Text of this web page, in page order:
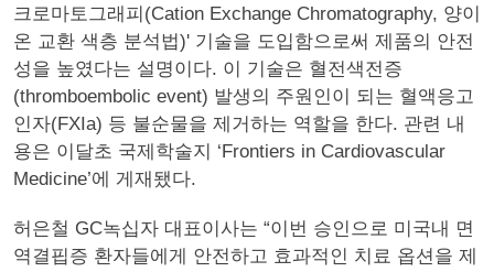
크로마토그래피(Cation Exchange Chromatography, 양이
온 교환 색층 분석법)' 기술을 도입함으로써 제품의 안전
성을 높였다는 설명이다. 이 기술은 혈전색전증
(thromboembolic event) 발생의 주원인이 되는 혈액응고
인자(FXIa) 등 불순물을 제거하는 역할을 한다. 관련 내
용은 이달초 국제학술지 ‘Frontiers in Cardiovascular
Medicine’에 게재됐다.
허은철 GC녹십자 대표이사는 “이번 승인으로 미국내 면
역결핍증 환자들에게 안전하고 효과적인 치료 옵션을 제